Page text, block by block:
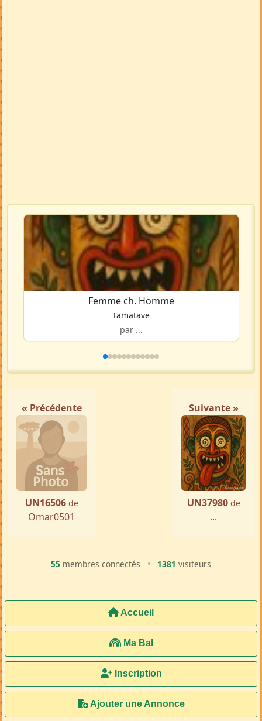
Femme ch. Homme
Tamatave
par ...
« Précédente
UN16506 de
Omar0501
Suivante »
UN37980 de
...
55 membres connectés • 1381 visiteurs
Accueil
Ma Bal
Inscription
Ajouter une Annonce